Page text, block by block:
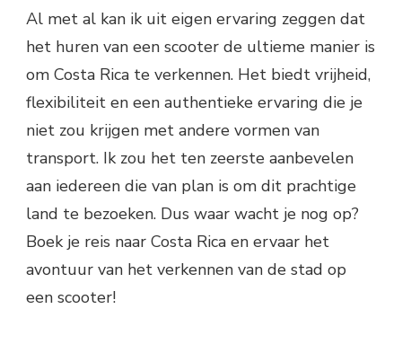
Al met al kan ik uit eigen ervaring zeggen dat
het huren van een scooter de ultieme manier is
om Costa Rica te verkennen. Het biedt vrijheid,
flexibiliteit en een authentieke ervaring die je
niet zou krijgen met andere vormen van
transport. Ik zou het ten zeerste aanbevelen
aan iedereen die van plan is om dit prachtige
land te bezoeken. Dus waar wacht je nog op?
Boek je reis naar Costa Rica en ervaar het
avontuur van het verkennen van de stad op
een scooter!